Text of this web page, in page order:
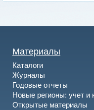
Материалы
Каталоги
Журналы
Годовые отчеты
Новые регионы: учет и
Открытые материалы